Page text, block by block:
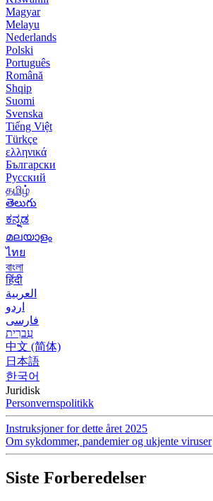
Magyar
Melayu
Nederlands
Polski
Português
Română
Shqip
Suomi
Svenska
Tiếng Việt
Türkçe
ελληνικά
Български
Русский
தமிழ்
తెలుగు
ಕನ್ನಡ
മലയാളം
ไทย
বাংলা
हिंदी
العربية
اردو
فارسی
עִברִית
中文 (简体)
日本語
한국어
Juridisk
Personvernspolitikk
Instruksjoner for dette året 2025
Om sykdommer, pandemier og ukjente viruser
Siste Forberedelser